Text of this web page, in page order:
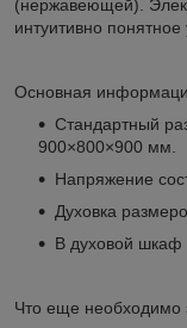
(нержавеющей).
интуитивно понятное
Основная
Стандартный
900×800×900 мм.
Напряжение
Духовка
В духовой шкаф
Что еще необходимо